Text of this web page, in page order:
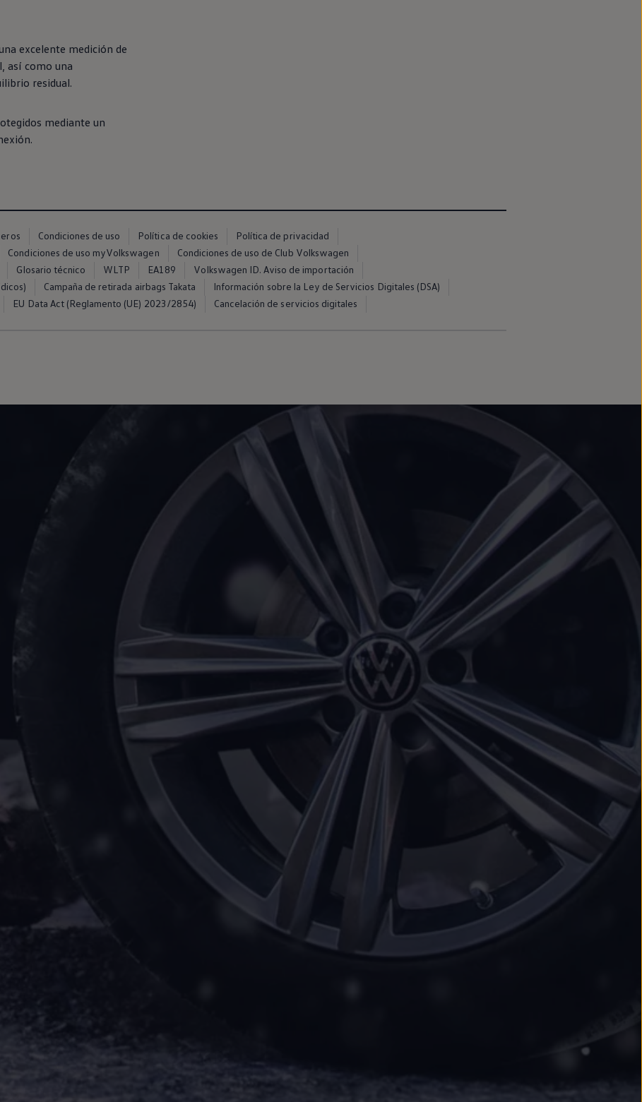
excelente medición de
así como una
residual.
mediante un
Condiciones de uso Política de cookies
Política de privacidad
Condiciones de uso myVolkswagen
Condiciones de uso de Club Volkswagen
Glosario técnico WLTP EA189
Volkswagen ID. Aviso de importación
Campaña de retirada airbags Takata
Información sobre la Ley de Servicios Digitales (DSA)
EU Data Act (Reglamento (UE) 2023/2854) Cancelación de servicios digitales